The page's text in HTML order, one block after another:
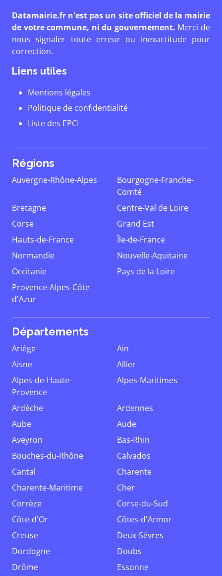
Datamairie.fr n'est pas un site officiel de la mairie
de votre commune, ni du gouvernement. Merci de
nous signaler toute erreur ou inexactitude pour
correction.
Liens utiles
Mentions légales
Politique de confidentialité
Liste des EPCI
Régions
Auvergne-Rhône-Alpes
Bourgogne-Franche-
Comté
Bretagne
Centre-Val de Loire
Corse
Grand Est
Hauts-de-France
Île-de-France
Normandie
Nouvelle-Aquitaine
Occitanie
Pays de la Loire
Provence-Alpes-Côte
d'Azur
Départements
Ariège
Ain
Aisne
Allier
Alpes-de-Haute-
Provence
Alpes-Maritimes
Ardèche
Ardennes
Aube
Aude
Aveyron
Bas-Rhin
Bouches-du-Rhône
Calvados
Cantal
Charente
Charente-Maritime
Cher
Corrèze
Corse-du-Sud
Côte-d'Or
Côtes-d'Armor
Creuse
Deux-Sèvres
Dordogne
Doubs
Drôme
Essonne